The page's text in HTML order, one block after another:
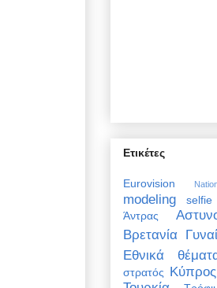
Ετικέτες
Eurovision
modeling selfie
Άντρας
Βρετανία
Εθνικά
στρατός Κύπρος